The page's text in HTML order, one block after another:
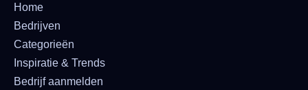
Home
Bedrijven
Categorieën
Inspiratie & Trends
Bedrijf aanmelden